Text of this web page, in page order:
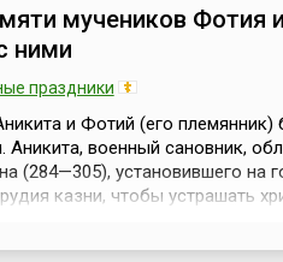
мучеников Фотия
ними
праздники
и Фотий (его
Аникита, военный сановник,
(284—305), установившего на
казни, чтобы устрашать